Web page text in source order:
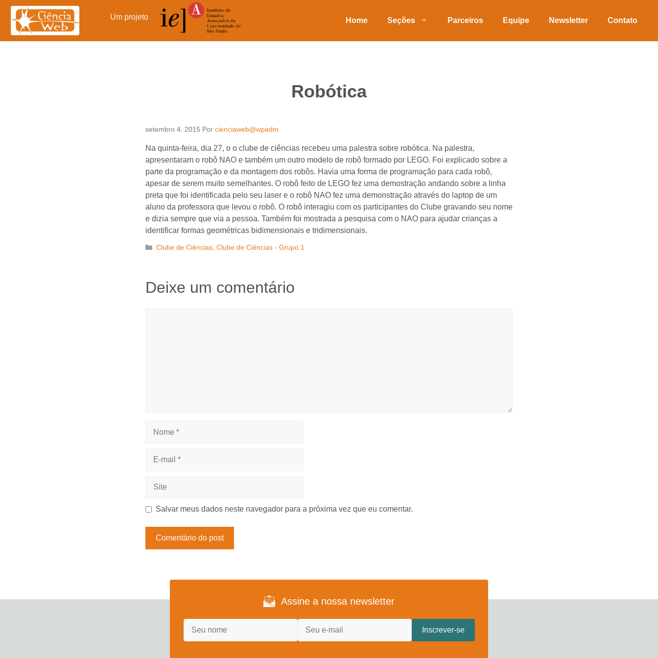
Pular
conteúdo
Um projeto Home Seções Parceiros Equipe Newsletter Contato
Robótica
setembro 4, 2015 Por cienciaweb@wpadm
Na quinta-feira, dia 27, o o clube de ciências recebeu uma palestra sobre robótica. Na palestra,
apresentaram o robô NAO e também um outro modelo de robô formado por LEGO. Foi explicado sobre a
parte da programação e da montagem dos robôs. Havia uma forma de programação para cada robô,
apesar de serem muito semelhantes. O robô feito de LEGO fez uma demostração andando sobre a linha
preta que foi identificada pelo seu laser e o robô NAO fez uma demonstração através do laptop de um
aluno da professora que levou o robô. O robô interagiu com os participantes do Clube gravando seu nome
e dizia sempre que via a pessoa. Também foi mostrada a pesquisa com o NAO para ajudar crianças a
identificar formas geométricas bidimensionais e tridimensionais.
Categorias
Clube de Ciências, Clube de Ciências - Grupo 1
Deixe um comentário
Salvar meus dados neste navegador para a próxima vez que eu comentar.
Assine a nossa newsletter